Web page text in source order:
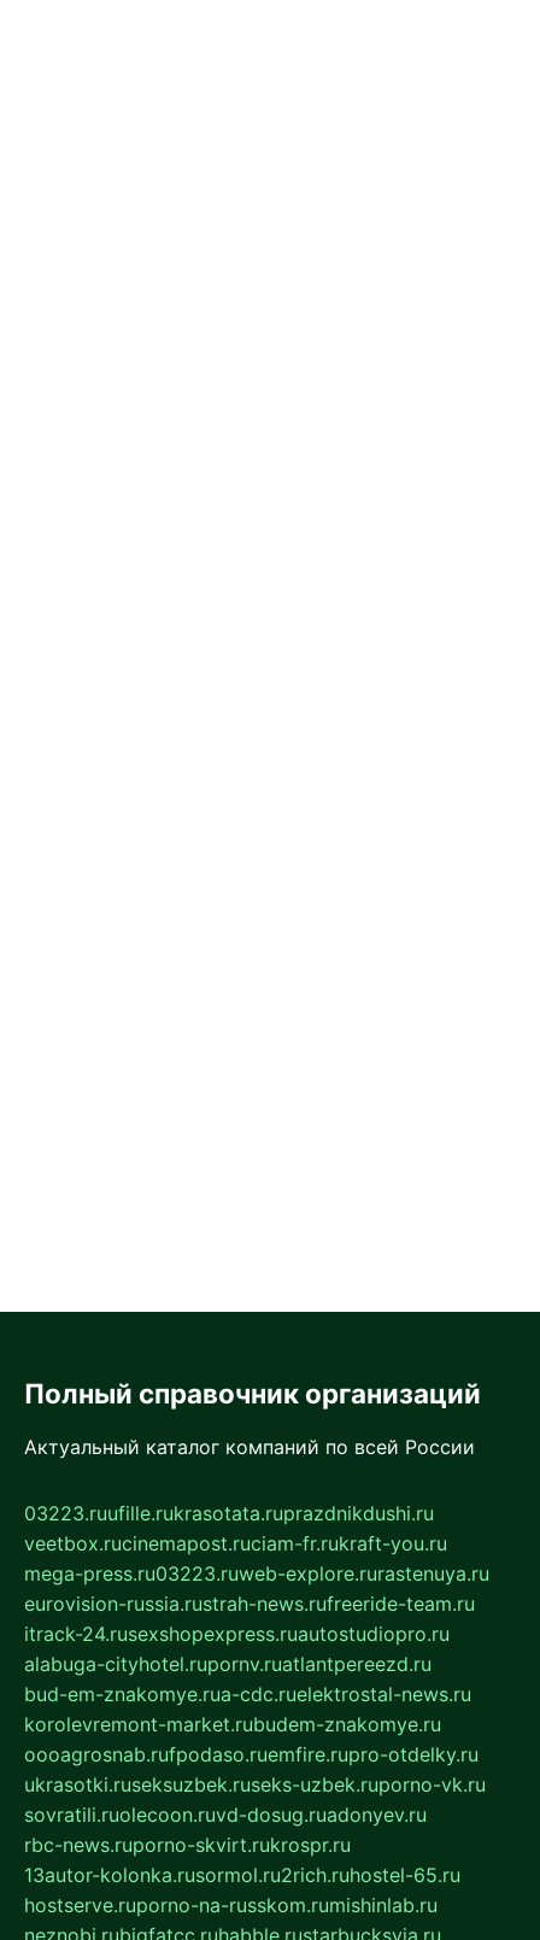
Полный справочник организаций
Актуальный каталог компаний по всей России
03223.ruufille.rukrasotata.ruprazdnikdushi.ru
veetbox.rucinemapost.ruciam-fr.rukraft-you.ru
mega-press.ru03223.ruweb-explore.rurastenuya.ru
eurovision-russia.rustrah-news.rufreeride-team.ru
itrack-24.rusexshopexpress.ruautostudiopro.ru
alabuga-cityhotel.rupornv.ruatlantpereezd.ru
bud-em-znakomye.rua-cdc.ruelektrostal-news.ru
korolevremont-market.rubudem-znakomye.ru
oooagrosnab.rufpodaso.ruemfire.rupro-otdelky.ru
ukrasotki.ruseksuzbek.ruseks-uzbek.ruporno-vk.ru
sovratili.ruolecoon.ruvd-dosug.ruadonyev.ru
rbc-news.ruporno-skvirt.rukrospr.ru
13autor-kolonka.rusormol.ru2rich.ruhostel-65.ru
hostserve.ruporno-na-russkom.rumishinlab.ru
neznobi.rubigfatcc.ruhabble.rustarbucksvia.ru